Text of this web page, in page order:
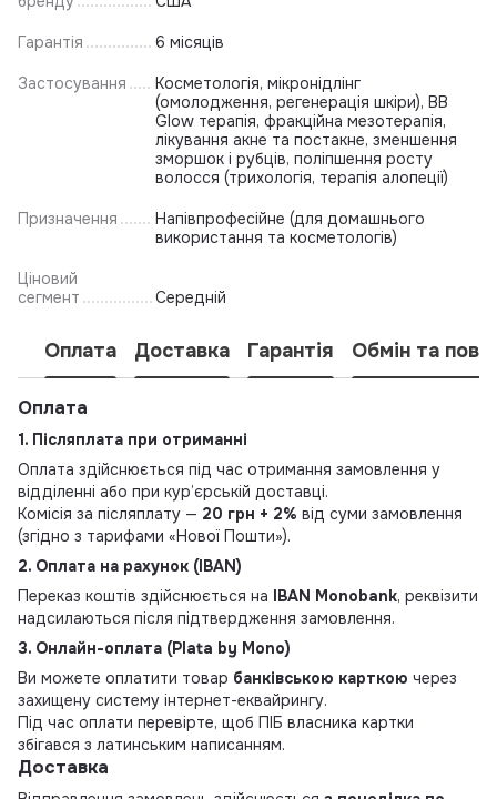
Гарантія 6 місяців
Застосування
Косметологія, мікронідлінг
(омолодження, регенерація шкіри), BB
Glow терапія, фракційна мезотерапія,
лікування акне та постакне, зменшення
зморшок і рубців, поліпшення росту
волосся (трихологія, терапія алопеції)
Призначення
Напівпрофесійне (для домашнього
використання та косметологів)
Ціновий
сегмент
Середній
Оплата Доставка Гарантія Обмін та
Оплата
1. Післяплата при отриманні
Оплата здійснюється під час отримання замовлення у
відділенні або при кур’єрській доставці.
Комісія за післяплату — 20 грн + 2% від суми замовлення
(згідно з тарифами «Нової Пошти»).
2. Оплата на рахунок (IBAN)
Переказ коштів здійснюється на IBAN Monobank, реквізити
надсилаються після підтвердження замовлення.
3. Онлайн-оплата (Plata by Mono)
Ви можете оплатити товар банківською карткою через
захищену систему інтернет-еквайрингу.
Під час оплати перевірте, щоб ПІБ власника картки
збігався з латинським написанням.
Доставка